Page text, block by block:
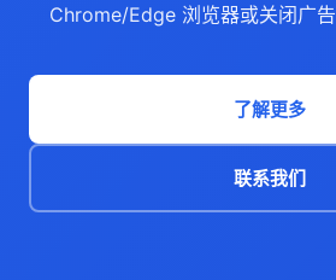
Chrome/Edge 浏览器或关闭广告
了解更多
联系我们